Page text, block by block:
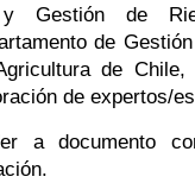
y Gestión de
de
de
de expertos/
a documento